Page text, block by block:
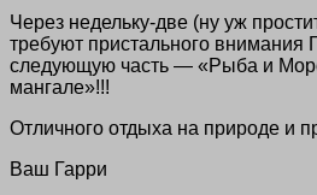
Через недельку-две (ну уж
требуют пристального внимания
следующую часть — «Рыба и
мангале»!!!
Отличного отдыха на природе и
Ваш Гарри